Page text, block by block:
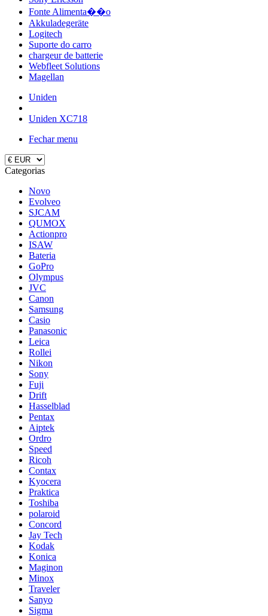
Fonte Alimenta��o
Akkuladegeräte
Logitech
Suporte do carro
chargeur de batterie
Webfleet Solutions
Magellan
Uniden
Uniden XC718
Fechar menu
Categorias
Novo
Evolveo
SJCAM
QUMOX
Actionpro
ISAW
Bateria
GoPro
Olympus
JVC
Canon
Samsung
Casio
Panasonic
Leica
Rollei
Nikon
Sony
Fuji
Drift
Hasselblad
Pentax
Aiptek
Ordro
Speed
Ricoh
Contax
Kyocera
Praktica
Toshiba
polaroid
Concord
Jay Tech
Kodak
Konica
Maginon
Minox
Traveler
Sanyo
Sigma